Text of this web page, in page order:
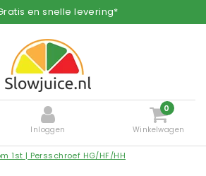
en snelle levering*
Inloggen
0
Winkelwagen
1st | Persschroef HG/HF/HH